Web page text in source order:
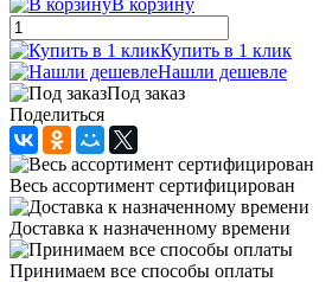
Купить в 1 клик
Нашли дешевле
Под заказ
Поделиться
Весь ассортимент сертифицирован
Доставка к назначенному времени
Принимаем все способы оплаты